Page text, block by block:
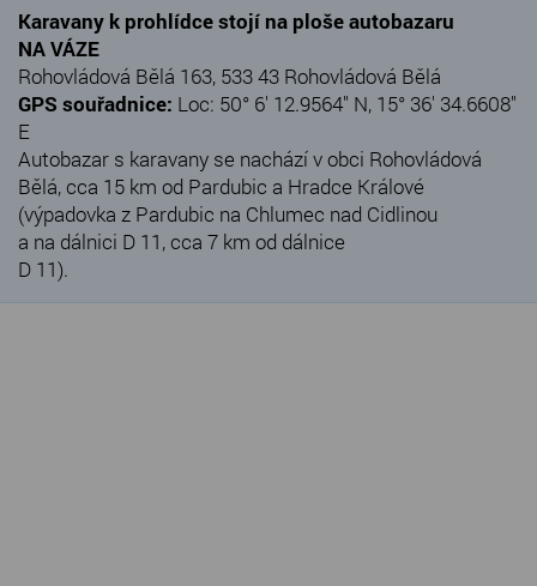
Karavany k prohlídce stojí na ploše autobazaru
NA VÁZE
Rohovládová Bělá 163, 533 43 Rohovládová Bělá
GPS souřadnice: Loc: 50° 6' 12.9564" N, 15° 36' 34.6608"
E
Autobazar s karavany se nachází v obci Rohovládová
Bělá, cca 15 km od Pardubic a Hradce Králové
(výpadovka z Pardubic na Chlumec nad Cidlinou
a na dálnici D 11, cca 7 km od dálnice
D 11).